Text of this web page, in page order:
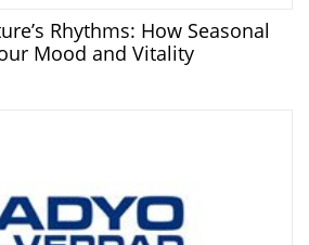
Rhythms: How Seasonal
Mood and Vitality